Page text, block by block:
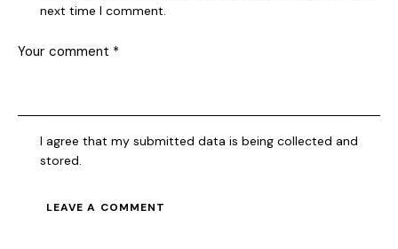
next time I comment.
I agree that my submitted data is being collected and
stored.